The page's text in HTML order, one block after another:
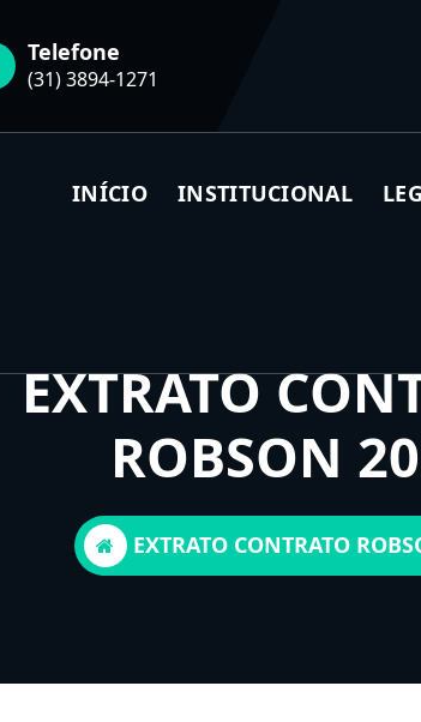
Telefone
(31) 3894-1271
INÍCIO INSTITUCIONAL
EXTRATO
ROBSON
EXTRATO CONTRATO